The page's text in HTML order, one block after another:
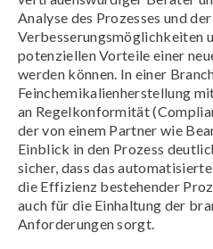
Analyse des Prozesses und
Verbesserungsmöglichkeiten
potenziellen Vorteile einer
werden können. In einer
Feinchemikalienherstellung
an Regelkonformität
der von einem Partner wie
Einblick in den Prozess
sicher, dass das
die Effizienz bestehender
auch für die Einhaltung der
Anforderungen sorgt.